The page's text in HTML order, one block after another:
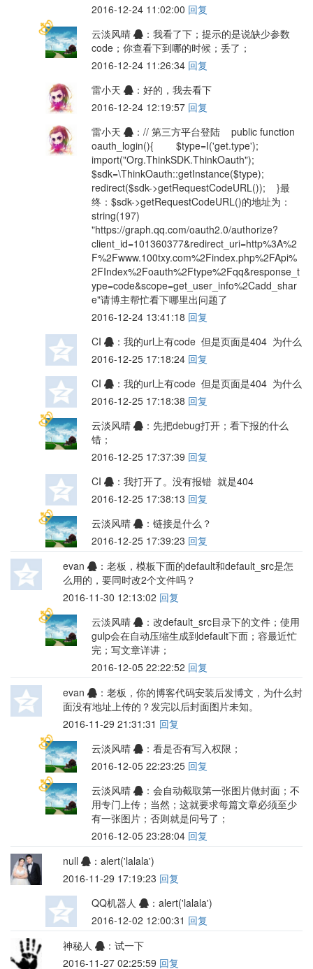
2016-12-24 11:02:00 回复
云淡风晴
：我看了下；提示的是说缺少参数
code；你查看下到哪的时候；丢了；
2016-12-24 11:26:34 回复
雷小天
：好的，我去看下
2016-12-24 12:19:57 回复
雷小天
：// 第三方平台登陆 public function
oauth_login(){ $type=I('get.type');
import("Org.ThinkSDK.ThinkOauth");
$sdk=\ThinkOauth::getInstance($type);
redirect($sdk->getRequestCodeURL()); }最
终：$sdk->getRequestCodeURL()的地址为：
string(197)
"https://graph.qq.com/oauth2.0/authorize?
client_id=101360377&redirect_uri=http%3A%2
F%2Fwww.100txy.com%2Findex.php%2FApi%
2FIndex%2Foauth%2Ftype%2Fqq&response_t
ype=code&scope=get_user_info%2Cadd_shar
e"请博主帮忙看下哪里出问题了
2016-12-24 13:41:18 回复
CI
：我的url上有code 但是页面是404 为什么
2016-12-25 17:18:24 回复
CI
：我的url上有code 但是页面是404 为什么
2016-12-25 17:18:38 回复
云淡风晴
：先把debug打开；看下报的什么
错；
2016-12-25 17:37:39 回复
CI
：我打开了。没有报错 就是404
2016-12-25 17:38:13 回复
云淡风晴
：链接是什么？
2016-12-25 17:39:23 回复
evan
：老板，模板下面的default和default_src是怎
么用的，要同时改2个文件吗？
2016-11-30 12:13:02 回复
云淡风晴
：改default_src目录下的文件；使用
gulp会在自动压缩生成到default下面；容最近忙
完；写文章详讲；
2016-12-05 22:22:52 回复
evan
：老板，你的博客代码安装后发博文，为什么封
面没有地址上传的？发完以后封面图片未知。
2016-11-29 21:31:31 回复
云淡风晴
：看是否有写入权限；
2016-12-05 22:23:25 回复
云淡风晴
：会自动截取第一张图片做封面；不
用专门上传；当然；这就要求每篇文章必须至少
有一张图片；否则就是问号了；
2016-12-05 23:28:04 回复
null
：alert('lalala')
2016-11-29 17:19:23 回复
QQ机器人
：alert('lalala')
2016-12-02 12:00:31 回复
神秘人
：试一下
2016-11-27 02:25:59 回复